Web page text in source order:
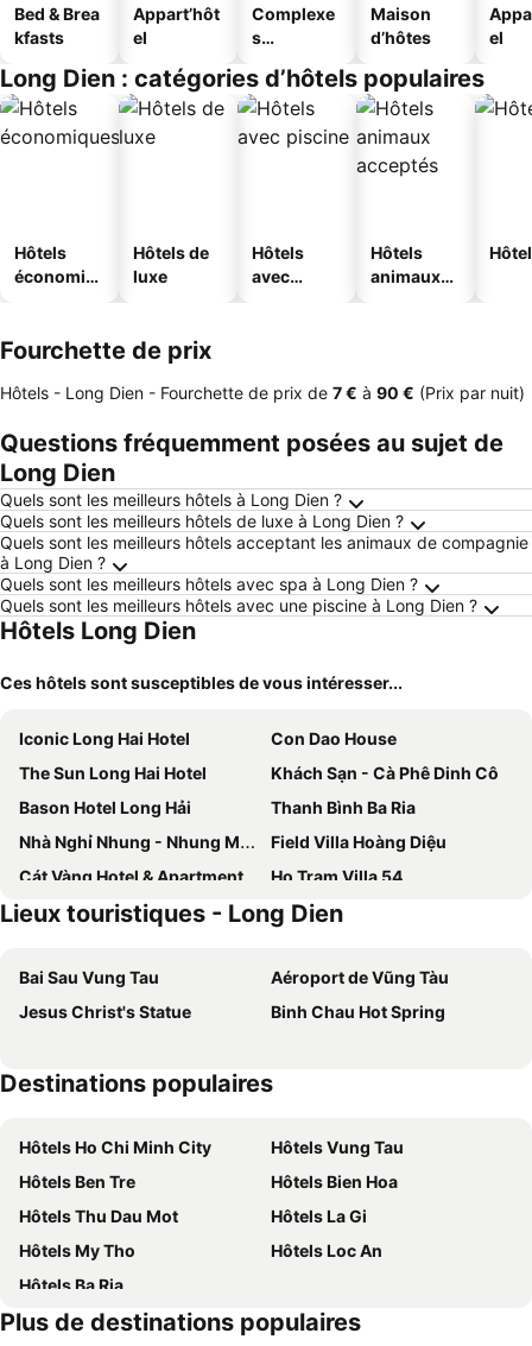
Bed & Brea
kfasts
Appart’hôt
el
Complexe
s
s
Maison
d’hôtes
el
Long Dien : catégories d’hôtels populaires
Hôtels
économiq
Hôtels de
luxe
Hôtels
avec
Hôtels
animaux
Fourchette de prix
Hôtels - Long Dien - Fourchette de prix de ‎7 € à ‎90 € (Prix par nuit)
Questions fréquemment posées au sujet de
Long Dien
Quels sont les meilleurs hôtels à Long Dien ?
Quels sont les meilleurs hôtels de luxe à Long Dien ?
Quels sont les meilleurs hôtels acceptant les animaux de compagnie
à Long Dien ?
Quels sont les meilleurs hôtels avec spa à Long Dien ?
Quels sont les meilleurs hôtels avec une piscine à Long Dien ?
Hôtels Long Dien
Ces hôtels sont susceptibles de vous intéresser...
Iconic Long Hai Hotel
Con Dao House
The Sun Long Hai Hotel
Khách Sạn - Cà Phê Dinh Cô
Bason Hotel Long Hải
Thanh Bình Ba Ria
Nhà Nghỉ Nhung - Nhung Motel
Field Villa Hoàng Diệu
Cát Vàng Hotel & Apartment
Ho Tram Villa 54
Hà Linh Hotel Vũng Tàu
Baly Hotel Bà Rịa City
Lovely Room Oceanami Resort
Tiami Eden Villa - Nghỉ Dưỡng Sân Vườn Ven Biển
Hotel Quốc Hương
Light House Motel 978
Nha Nghi Thien Thanh Long Hai
Twins Hotel
Khu Nghỉ Dưỡng Đoàn 298 Khu 7 Tầng
Quoc An Hotel
Gold Stars Hotel
Hoang Oanh Motel
Khách Sạn A68
Long Hải
Hoang Gia Motel
Hai Nam Guesthouse
HOTEL Thành Nam
Alma Oasis Long Hai
THH OCEANAMI Resort & Villa Vung Tau
Lieux touristiques - Long Dien
Bai Sau Vung Tau
Aéroport de Vũng Tàu
Jesus Christ's Statue
Binh Chau Hot Spring
Destinations populaires
Hôtels Ho Chi Minh City
Hôtels Vung Tau
Hôtels Ben Tre
Hôtels Bien Hoa
Hôtels Thu Dau Mot
Hôtels La Gi
Hôtels My Tho
Hôtels Loc An
Hôtels Ba Ria
Plus de destinations populaires